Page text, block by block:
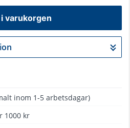
i varukorgen
till kassan
inom 1-5 arbetsdagar)
1000 kr